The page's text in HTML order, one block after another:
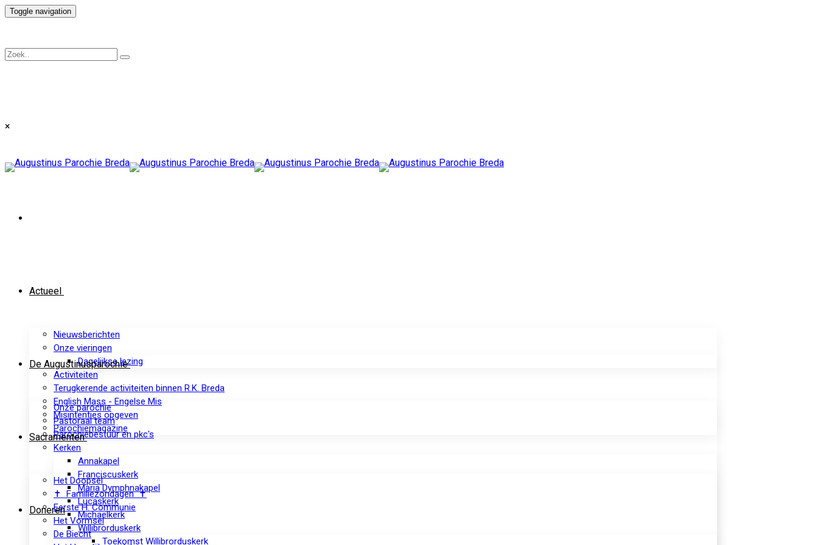
Toggle navigation
×
Actueel
Nieuwsberichten
Onze vieringen
Dagelijkse lezing
Activiteiten
Terugkerende activiteiten binnen R.K. Breda
English Mass - Engelse Mis
Misintenties opgeven
Parochiemagazine
De Augustinusparochie
Onze parochie
Pastoraal team
Parochiebestuur en pkc's
Kerken
Annakapel
Franciscuskerk
Maria Dymphnakapel
Lucaskerk
Michaelkerk
Willibrorduskerk
Toekomst Willibrorduskerk
Sacramenten
Het Doopsel
✝ Familiezondagen ✝
Eerste H. Communie
Het Vormsel
De Biecht
Doneren